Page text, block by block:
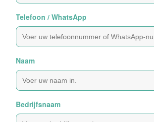
Telefoon / WhatsApp
Naam
Bedrijfsnaam